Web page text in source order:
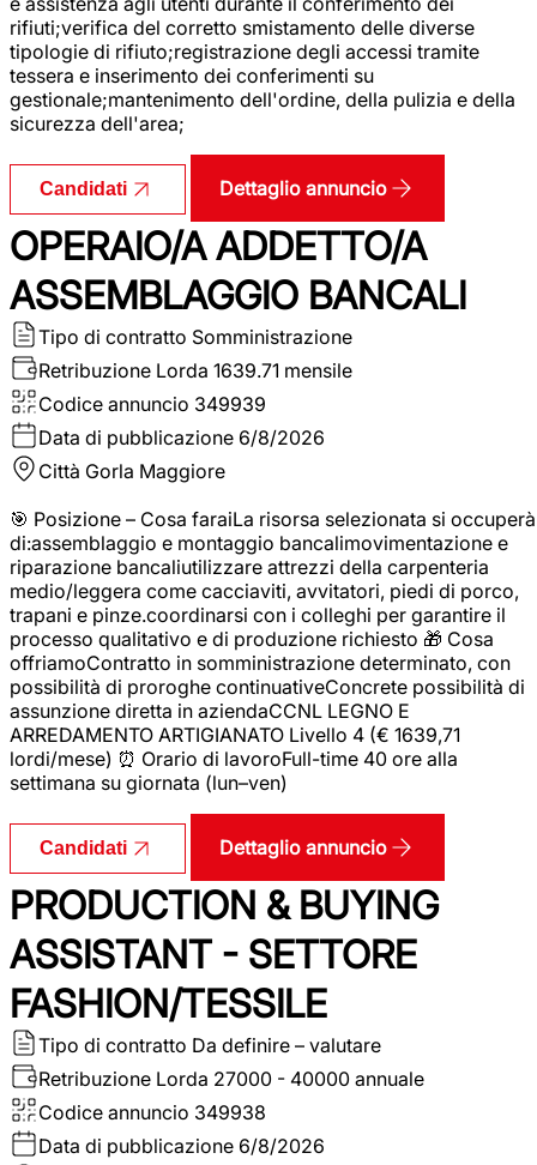
rifiuti;verifica del corretto smistamento delle diverse
tipologie di rifiuto;registrazione degli accessi tramite
tessera e inserimento dei conferimenti su
gestionale;mantenimento dell'ordine, della pulizia e della
sicurezza dell'area;
Candidati Dettaglio annuncio
OPERAIO/A ADDETTO/A
ASSEMBLAGGIO BANCALI
Tipo di contratto Somministrazione
Retribuzione Lorda 1639.71 mensile
Codice annuncio 349939
Data di pubblicazione 6/8/2026
Città Gorla Maggiore
🎯 Posizione – Cosa faraiLa risorsa selezionata si occuperà
di:assemblaggio e montaggio bancalimovimentazione e
riparazione bancaliutilizzare attrezzi della carpenteria
medio/leggera come cacciaviti, avvitatori, piedi di porco,
trapani e pinze.coordinarsi con i colleghi per garantire il
processo qualitativo e di produzione richiesto 🎁 Cosa
offriamoContratto in somministrazione determinato, con
possibilità di proroghe continuativeConcrete possibilità di
assunzione diretta in aziendaCCNL LEGNO E
ARREDAMENTO ARTIGIANATO Livello 4 (€ 1639,71
lordi/mese) ⏰ Orario di lavoroFull-time 40 ore alla
settimana su giornata (lun–ven)
Candidati Dettaglio annuncio
PRODUCTION & BUYING
ASSISTANT - SETTORE
FASHION/TESSILE
Tipo di contratto Da definire – valutare
Retribuzione Lorda 27000 - 40000 annuale
Codice annuncio 349938
Data di pubblicazione 6/8/2026